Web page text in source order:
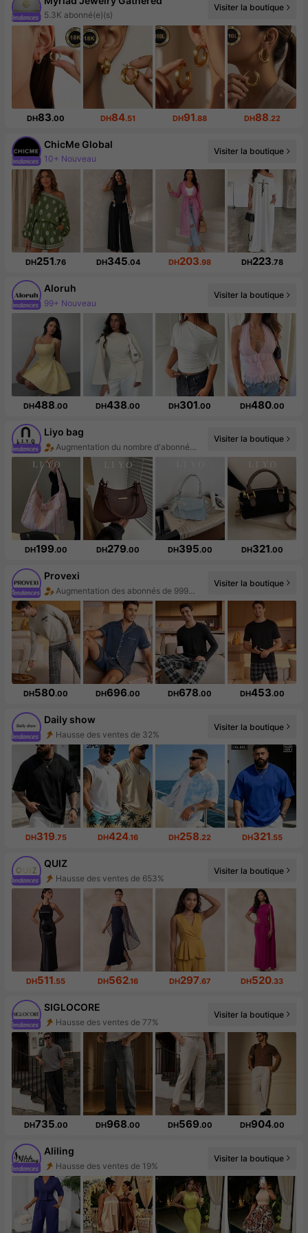
5.3K abonné(e)(s)
Visiter la boutique
DH83.00 DH84.51 DH91.88 DH88.22
ChicMe Global
Visiter la boutique
DH251.76 DH345.04 DH203.98 DH223.78
Aloruh
2.6M abonné(e)(s)
Visiter la boutique
DH488.00 DH438.00 DH301.00 DH480.00
Liyo bag
Visiter la boutique
DH199.00 DH279.00 DH395.00 DH321.00
Provexi
Hausse des ventes de 137%
Visiter la boutique
DH580.00 DH696.00 DH678.00 DH453.00
Daily show
Visiter la boutique
DH319.75 DH424.16 DH258.22 DH321.55
QUIZ
Visiter la boutique
DH511.55 DH562.16 DH297.67 DH520.33
SIGLOCORE
Visiter la boutique
DH735.00 DH968.00 DH569.00 DH904.00
Aliling
48K abonné(e)(s)
Visiter la boutique